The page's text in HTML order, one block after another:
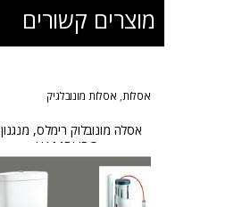
מוצרים קשורים
אסלות, אסלות מונובלגיק
אסלה מונובלוק רימלס, מנגנון